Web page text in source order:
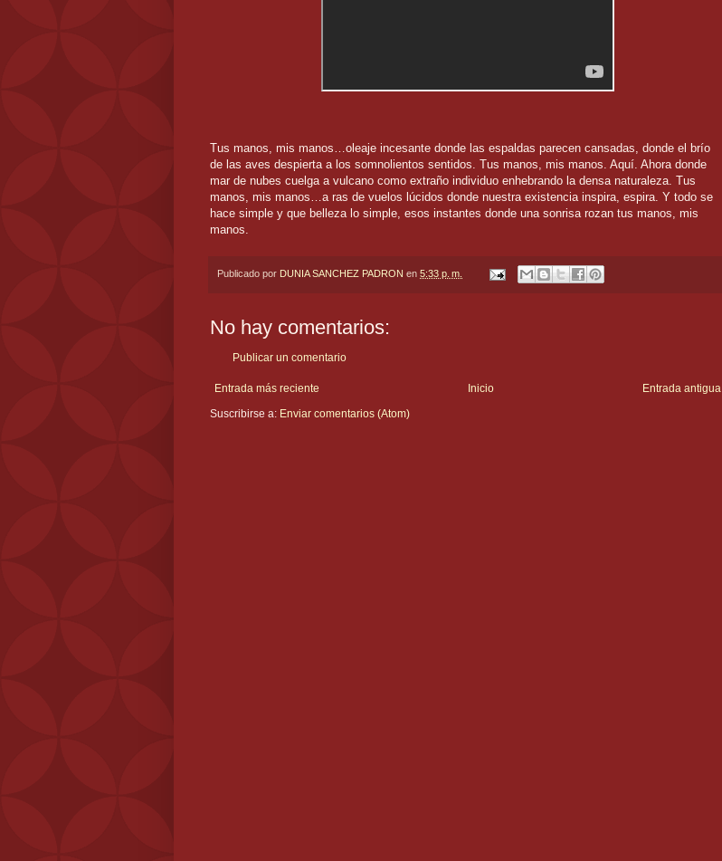
Tus manos, mis manos…oleaje incesante donde las espaldas parecen cansadas, donde el brío
de las aves despierta a los somnolientos sentidos. Tus manos, mis manos. Aquí. Ahora donde
mar de nubes cuelga a vulcano como extraño individuo enhebrando la densa naturaleza. Tus
manos, mis manos…a ras de vuelos lúcidos donde nuestra existencia inspira, espira. Y todo se
hace simple y que belleza lo simple, esos instantes donde una sonrisa rozan tus manos, mis
manos.
Publicado por DUNIA SANCHEZ PADRON en 5:33 p. m.
No hay comentarios:
Publicar un comentario
Entrada más reciente Entrada antigua
Inicio
Suscribirse a: Enviar comentarios (Atom)